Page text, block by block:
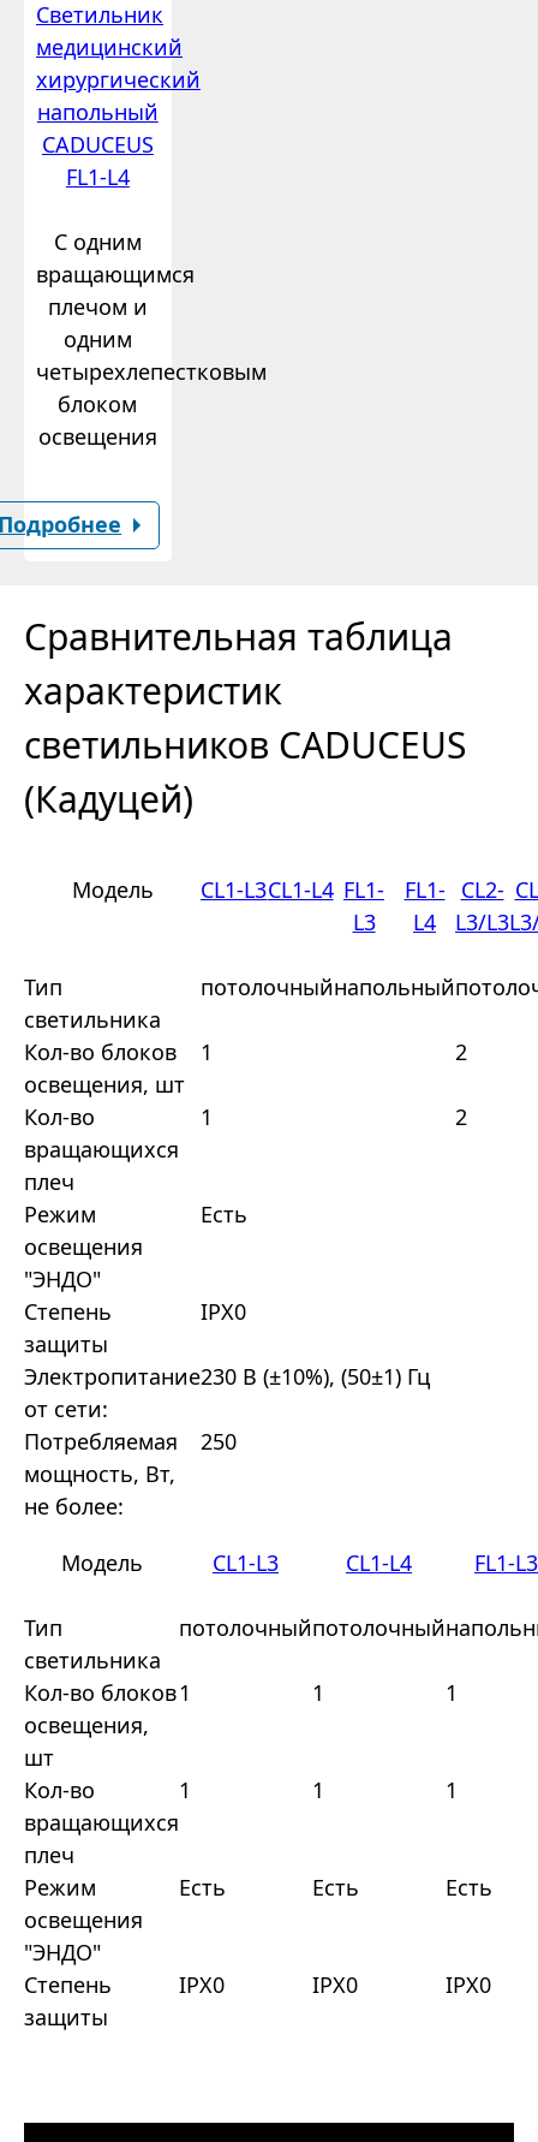
Светильник
медицинский
хирургический
напольный
CADUCEUS
FL1-L4
С одним
вращающимся
плечом и
одним
четырехлепестковым
блоком
освещения
Сравнительная таблица
характеристик
светильников CADUCEUS
(Кадуцей)
Модель CL1-L3CL1-L4 FL1-
L3
FL1-
L4
CL2-
L3/L3
Тип
светильника
потолочныйнапольный
Кол-во блоков
освещения, шт
1 2
Кол-во
вращающихся
плеч
1 2
Режим
освещения
"ЭНДО"
Есть
Степень
защиты
IPХ0
Электропитание
от сети:
230 В (±10%), (50±1) Гц
Потребляемая
мощность, Вт,
не более:
250
Модель CL1-L3 CL1-L4 FL1-L3
Тип
светильника
потолочныйпотолочный
Кол-во блоков
освещения,
шт
1 1 1
Кол-во
вращающихся
плеч
1 1 1
Режим
освещения
"ЭНДО"
Есть Есть Есть
Степень
защиты
IPХ0 IPХ0 IPХ0